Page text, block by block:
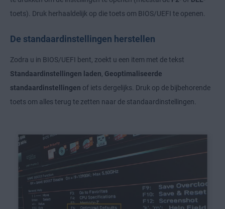
toets). Druk herhaaldelijk op die toets om BIOS/UEFI te openen.
De standaardinstellingen herstellen
Zodra u in BIOS/UEFI bent, zoekt u een item met de tekst
Standaardinstellingen laden, Geoptimaliseerde
standaardinstellingen of iets dergelijks. Druk op de bijbehorende
toets om alles terug te zetten naar de standaardinstellingen.